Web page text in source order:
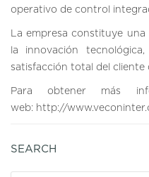
operativo de control
La empresa constituye
la innovación
satisfacción total del cliente
Para obtener más
web: http://
SEARCH